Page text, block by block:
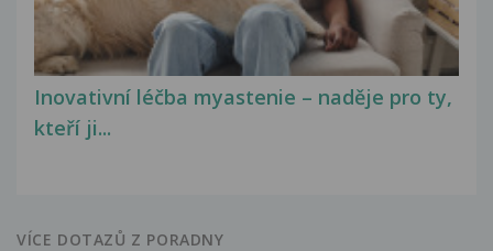
Inovativní léčba myastenie – naděje pro ty,
kteří ji...
VÍCE DOTAZŮ Z PORADNY